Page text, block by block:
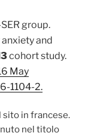
group.
and
cohort study.
May
1104-2.
sito in francese.
nel titolo